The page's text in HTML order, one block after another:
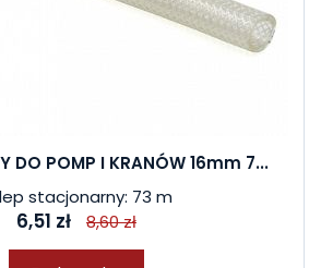
DO POMP I KRANÓW 16mm 7...
stacjonarny: 73 m
6,51 zł 8,60 zł